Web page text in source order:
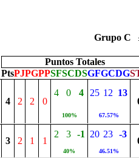
Grupo C
Puntos Totales
PtsPJPGPPSFSCDSGFGCDG
4 2 2 0
4 0 4 25 12 13
100% 67.57%
3 2 1 1
2 3 -1 20 23 -3
40% 46.51%